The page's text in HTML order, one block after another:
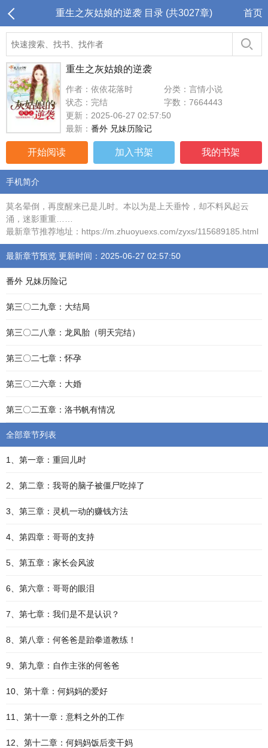
重生之灰姑娘的逆袭 目录 (共3027章) 首页
重生之灰姑娘的逆袭
作者：依依花落时
分类：言情小说
状态：完结
字数：7664443
更新：2025-06-27 02:57:50
最新： 番外 兄妹历险记
开始阅读 加入书架 我的书架
手机简介
莫名晕倒，再度醒来已是儿时。本以为是上天垂怜，却不料风起云
涌，迷影重重……
最新章节推荐地址：https://m.zhuoyuexs.com/zyxs/115689185.html
最新章节预览 更新时间：2025-06-27 02:57:50
番外 兄妹历险记
第三〇二九章：大结局
第三〇二八章：龙凤胎（明天完结）
第三〇二七章：怀孕
第三〇二六章：大婚
第三〇二五章：洛书帆有情况
全部章节列表
1、第一章：重回儿时
2、第二章：我哥的脑子被僵尸吃掉了
3、第三章：灵机一动的赚钱方法
4、第四章：哥哥的支持
5、第五章：家长会风波
6、第六章：哥哥的眼泪
7、第七章：我们是不是认识？
8、第八章：何爸爸是跆拳道教练！
9、第九章：自作主张的何爸爸
10、第十章：何妈妈的爱好
11、第十一章：意料之外的工作
12、第十二章：何妈妈饭后变干妈